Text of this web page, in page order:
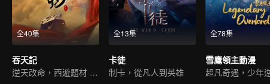
全40集
吞天記
逆天改命，西遊題材 ，古典仙俠
全13集
卡徒
制卡，從凡人到英雄
全78集
雪鷹領主動漫